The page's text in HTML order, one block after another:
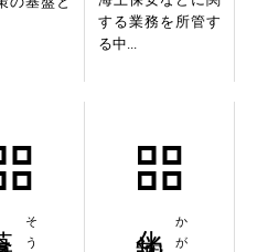
する業務を所管す
る中...